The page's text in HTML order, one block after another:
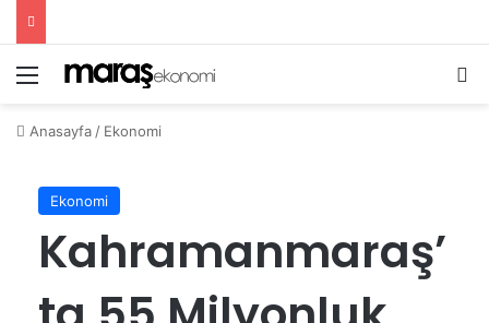
Menü
Anasayfa / Ekonomi
Ekonomi
Kahramanmaraş’